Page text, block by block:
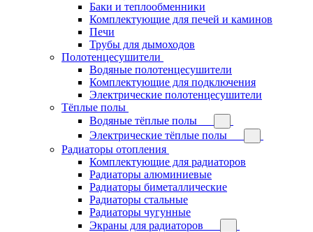
Баки и теплообменники
Комплектующие для печей и каминов
Печи
Трубы для дымоходов
Полотенцесушители
Водяные полотенцесушители
Комплектующие для подключения
Электрические полотенцесушители
Тёплые полы
Водяные тёплые полы
Электрические тёплые полы
Радиаторы отопления
Комплектующие для радиаторов
Радиаторы алюминиевые
Радиаторы биметаллические
Радиаторы стальные
Радиаторы чугунные
Экраны для радиаторов